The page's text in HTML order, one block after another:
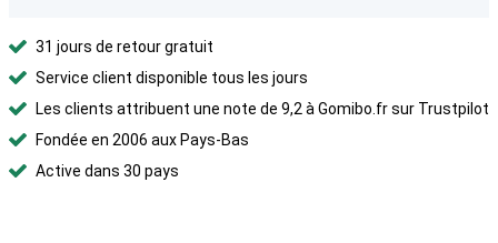
31 jours de retour gratuit
Service client disponible tous les jours
Les clients attribuent une note de 9,2 à Gomibo.fr sur Trustpilot
Fondée en 2006 aux Pays-Bas
Active dans 30 pays